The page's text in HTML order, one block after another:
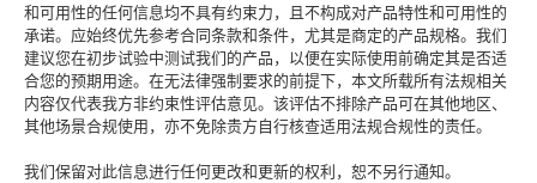
和可用性的任何信息均不具有约束力，且不构成对产品特性和可用性的
承诺。应始终优先参考合同条款和条件，尤其是商定的产品规格。我们
建议您在初步试验中测试我们的产品，以便在实际使用前确定其是否适
合您的预期用途。在无法律强制要求的前提下，本文所载所有法规相关
内容仅代表我方非约束性评估意见。该评估不排除产品可在其他地区、
其他场景合规使用，亦不免除贵方自行核查适用法规合规性的责任。
我们保留对此信息进行任何更改和更新的权利，恕不另行通知。